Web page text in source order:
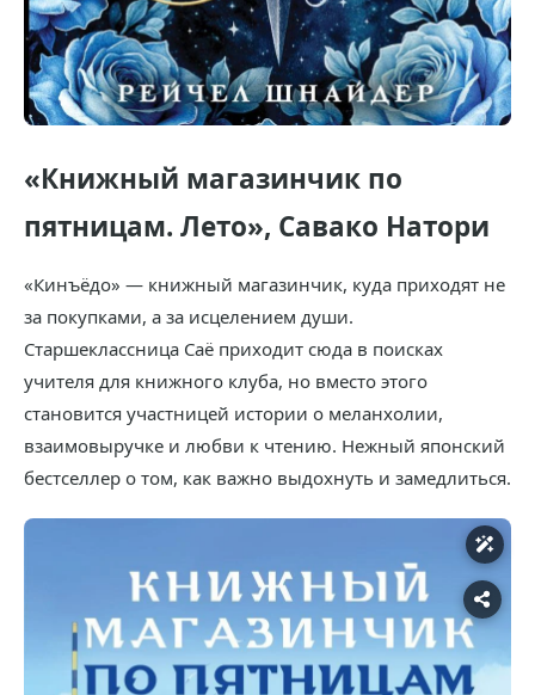
«Книжный магазинчик по
пятницам. Лето», Савако Натори
«Кинъёдо» — книжный магазинчик, куда приходят не
за покупками, а за исцелением души.
Старшеклассница Саё приходит сюда в поисках
учителя для книжного клуба, но вместо этого
становится участницей истории о меланхолии,
взаимовыручке и любви к чтению. Нежный японский
бестселлер о том, как важно выдохнуть и замедлиться.